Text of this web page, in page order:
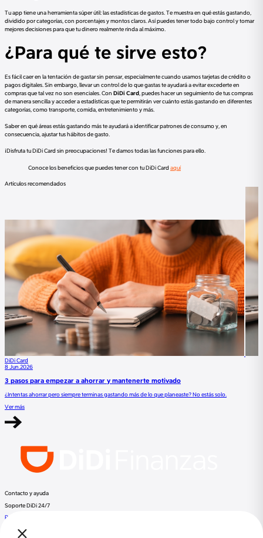
Tu app tiene una herramienta súper útil: las estadísticas de gastos. Te muestra en qué estás gastando,
dividido por categorías, con porcentajes y montos claros. Así puedes tener todo bajo control y tomar
mejores decisiones para que tu dinero realmente rinda al máximo.
¿Para qué te sirve esto?
Es fácil caer en la tentación de gastar sin pensar, especialmente cuando usamos tarjetas de crédito o
pagos digitales. Sin embargo, llevar un control de lo que gastas te ayudará a evitar excederte en
compras que tal vez no son esenciales. Con DiDi Card , puedes hacer un seguimiento de tus compras
de manera sencilla y acceder a estadísticas que te permitirán ver cuánto estás gastando en diferentes
categorías, como transporte, comida, entretenimiento y más.
Saber en qué áreas estás gastando más te ayudará a identificar patrones de consumo y, en
consecuencia, ajustar tus hábitos de gasto.
¡Disfruta tu DiDi Card sin preocupaciones! Te damos todas las funciones para ello.
Conoce los beneficios que puedes tener con tu DiDi Card aquí
Artículos recomendados
DiDi Card
8 Jun.2026
3 pasos para empezar a ahorrar y mantenerte motivado
¿Intentas ahorrar pero siempre terminas gastando más de lo que planeaste? No estás solo.
Ver más
Contacto y ayuda
Soporte DiDi 24/7
Preguntas frecuentes
Llama a DiDi Finance al: